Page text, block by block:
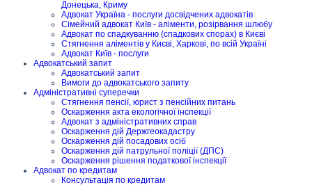
Донецька, Криму
Адвокат Україна - послуги досвідчених адвокатів
Сімейний адвокат Київ - аліменти, розірвання шлюбу
Адвокат по спадкуванню (спадкових спорах) в Києві
Стягнення аліментів у Києві, Харкові, по всій Україні
Адвокат Київ - послуги
Адвокатський запит
Адвокатський запит
Вимоги до адвокатського запиту
Адміністративні суперечки
Стягнення пенсії, юрист з пенсійних питань
Оскарження акта екологічної інспекції
Адвокат з адміністративних справ
Оскарження дій Держгеокадастру
Оскарження дій посадових осіб
Оскарження дій патрульної поліції (ДПС)
Оскарження рішення податкової інспекції
Адвокат по кредитам
Консультація по кредитам